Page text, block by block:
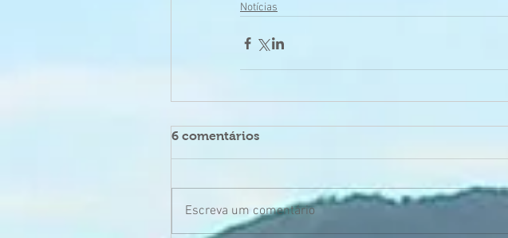
Notícias
6 comentários
Escreva um comentário